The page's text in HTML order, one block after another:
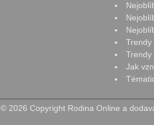
Jak
© 2026 Copyright Rodina Online a